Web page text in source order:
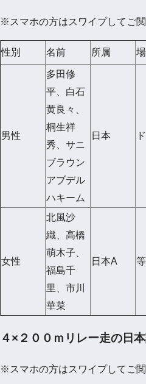
※スマホの方はスワイプしてご閲
性別 名前 所属
男性
多田修
平、白石
黄良々、
桐生祥
秀、サニ
ブラウン
アブデル
ハキーム
日本
女性
北風沙
織、高橋
萌木子、
福島千
里、市川
華菜
日本A
４×２００ｍリレー走の日
※スマホの方はスワイプしてご閲